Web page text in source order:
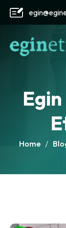
Home